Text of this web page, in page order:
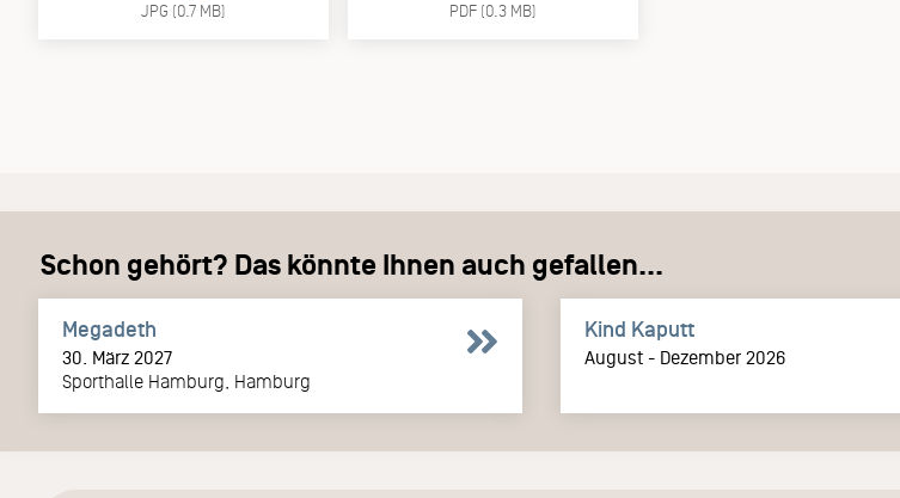
JPG (0.7 MB) PDF (0.3 MB)
Schon gehört? Das könnte Ihnen auch gefallen...
Megadeth
30. März 2027
Sporthalle Hamburg, Hamburg
Kind Kaputt
August - Dezember 2026